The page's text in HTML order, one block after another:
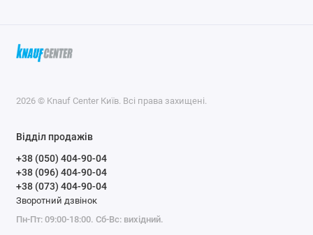
2026 © Knauf Center Київ. Всі права захищені.
Відділ продажів
+38 (050) 404-90-04
+38 (096) 404-90-04
+38 (073) 404-90-04
Зворотний дзвінок
Пн-Пт: 09:00-18:00. Сб-Вс: вихідний.